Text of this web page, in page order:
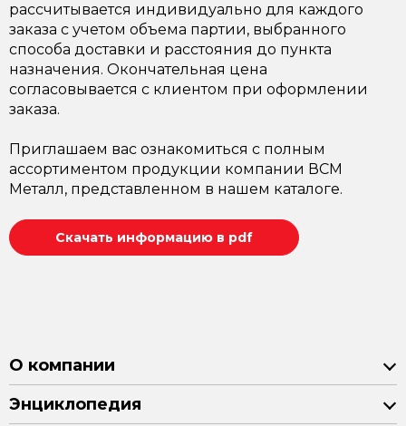
рассчитывается индивидуально для каждого
заказа с учетом объема партии, выбранного
способа доставки и расстояния до пункта
назначения. Окончательная цена
согласовывается с клиентом при оформлении
заказа.
Приглашаем вас ознакомиться с полным
ассортиментом продукции компании ВСМ
Металл, представленном в нашем каталоге.
Скачать информацию в pdf
О компании
Энциклопедия